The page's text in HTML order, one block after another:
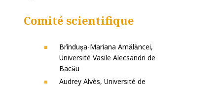
Comité scientifique
Brînduşa-Mariana Amălăncei,
Université Vasile Alecsandri de
Bacău
Audrey Alvès, Université de